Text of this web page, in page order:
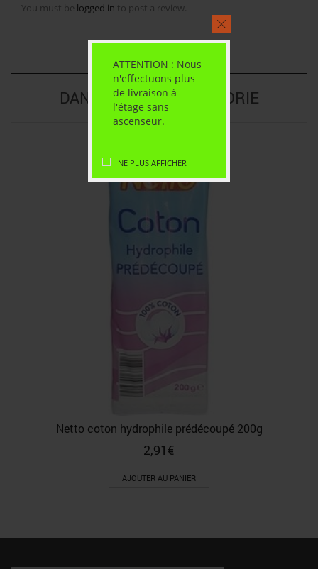
ATTENTION : Nous
n'effectuons plus
de livraison à
l'étage sans
ascenseur.
NE PLUS AFFICHER
You must be logged in to post a review.
DANS LA MÊME CATÉGORIE
Netto coton hydrophile prédécoupé 200g
2,91 €
AJOUTER AU PANIER